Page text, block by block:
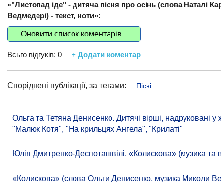
«"Листопад іде" - дитяча пісня про осінь (слова Наталі
Ведмедері) - текст, ноти»:
Оновити список коментарів
Всьго відгуків: 0 + Додати коментар
Споріднені публікації, за тегами: Пісні
Ольга та Тетяна Денисенко. Дитячі вірші, надруковані
"Малюк Котя", "На крильцях Ангела", "Крилаті"
Юлія Дмитренко-Деспоташвілі. «Колискова» (музика та
«Колискова» (слова Ольги Денисенко, музика Миколи